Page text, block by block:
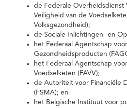
de Federale Overheidsdienst
Veiligheid van de
Volksgezondheid);
de Sociale Inlichtingen- en
het Federaal Agentschap
Gezondheidsproducten
het Federaal Agentschap
Voedselketen (FAVV);
de Autoriteit voor Financiële
(FSMA); en
het Belgische Instituut voor